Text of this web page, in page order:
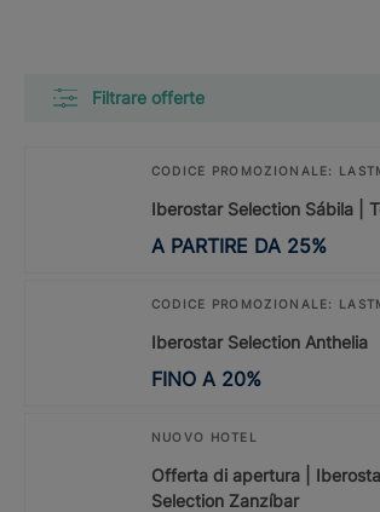
Filtrare offerte
CODICE PROMOZIONALE:
Iberostar Selection Sábila |
A PARTIRE DA 25%
CODICE PROMOZIONALE:
Iberostar Selection Anthelia
FINO A 20%
NUOVO HOTEL
Offerta di apertura |
Selection Zanzíbar